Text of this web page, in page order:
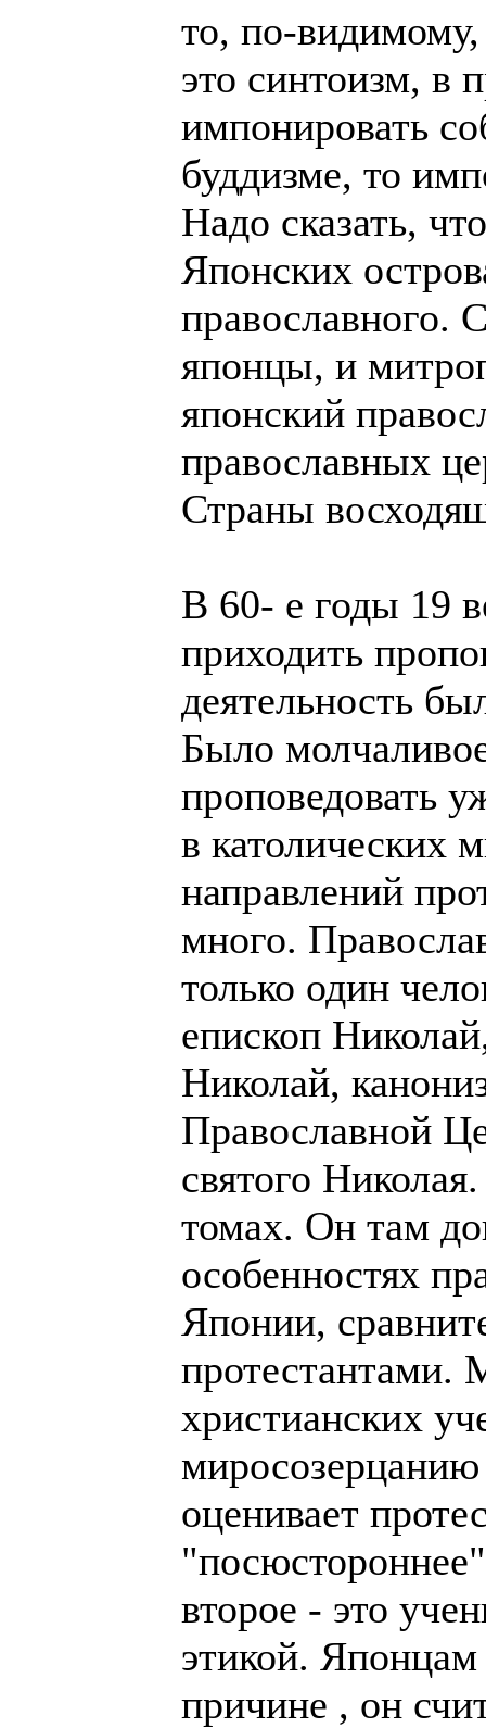
то, по-
это синтоизм, в
импонировать
буддизме, то
Надо сказать,
Японских
православного.
японцы, и
японский
православных
Страны
В 60- е годы 19
приходить
деятельность
Было
проповедовать
в католических
направлений
много.
только один
епископ
Николай,
Православной
святого
томах. Он там
особенностях
Японии,
протестантами.
христианских
оценивает
второе - это
этикой.
причине , он